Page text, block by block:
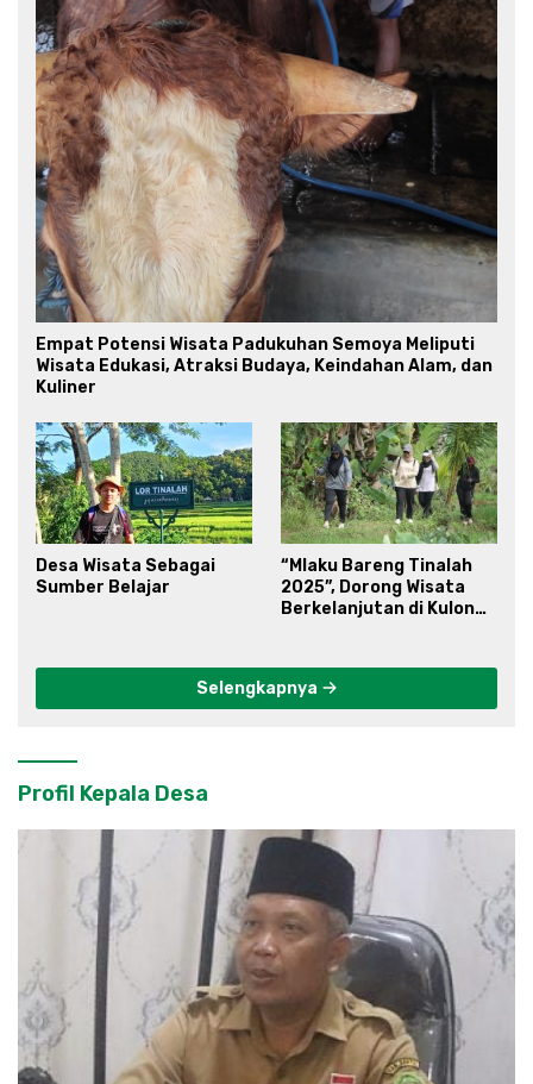
Empat Potensi Wisata Padukuhan Semoya Meliputi
Wisata Edukasi, Atraksi Budaya, Keindahan Alam, dan
Kuliner
Desa Wisata Sebagai
Sumber Belajar
“Mlaku Bareng Tinalah
2025”, Dorong Wisata
Berkelanjutan di Kulon
Selengkapnya
Profil Kepala Desa